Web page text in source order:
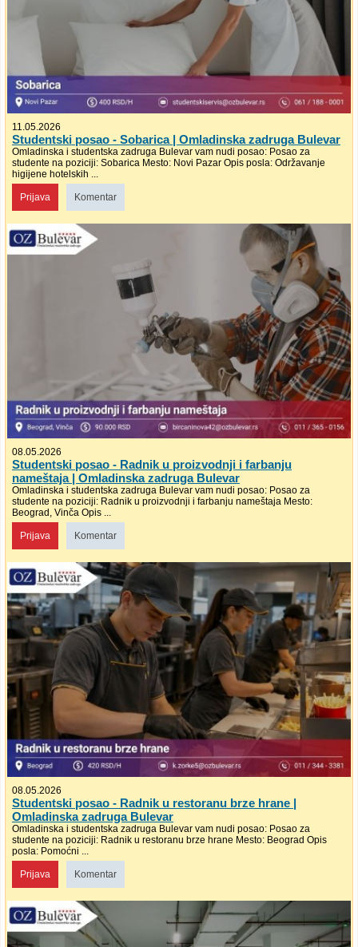
11.05.2026
Studentski posao - Sobarica | Omladinska zadruga Bulevar
Omladinska i studentska zadruga Bulevar vam nudi posao: Posao za
studente na poziciji: Sobarica Mesto: Novi Pazar Opis posla: Održavanje
higijene hotelskih ...
Prijava Komentar
08.05.2026
Studentski posao - Radnik u proizvodnji i farbanju
nameštaja | Omladinska zadruga Bulevar
Omladinska i studentska zadruga Bulevar vam nudi posao: Posao za
studente na poziciji: Radnik u proizvodnji i farbanju nameštaja Mesto:
Beograd, Vinča Opis ...
Prijava Komentar
08.05.2026
Studentski posao - Radnik u restoranu brze hrane |
Omladinska zadruga Bulevar
Omladinska i studentska zadruga Bulevar vam nudi posao: Posao za
studente na poziciji: Radnik u restoranu brze hrane Mesto: Beograd Opis
posla: Pomoćni ...
Prijava Komentar